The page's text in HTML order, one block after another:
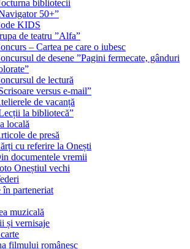
bibliotecii
50+”
KIDS
de teatru ”Alfa”
– Cartea pe care o iubesc
de desene ”Pagini fermecate, gânduri
de lectură
versus e-mail”
de vacanță
la bibliotecă”
locală
de presă
cu referire la Onești
documentele vremii
Oneștiul vechi
în parteneriat
muzicală
și vernisaje
filmului românesc